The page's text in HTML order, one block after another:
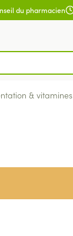
du pharmacien
& vitamines